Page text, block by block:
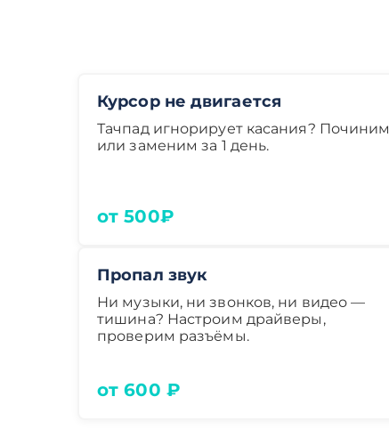
Курсор не двигается
Тачпад игнорирует касания? Починим
или заменим за 1 день.
от 500₽
Пропал звук
Ни музыки, ни звонков, ни видео —
тишина? Настроим драйверы,
проверим разъёмы.
от 600 ₽